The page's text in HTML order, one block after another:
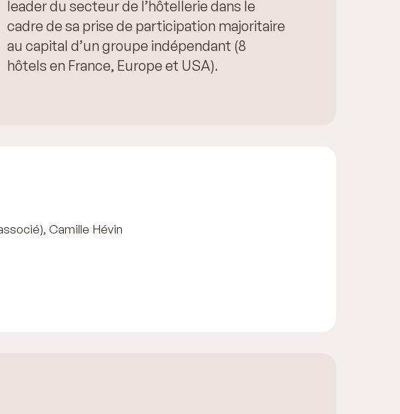
leader du secteur de l’hôtellerie dans le
cadre de sa prise de participation majoritaire
au capital d’un groupe indépendant (8
hôtels en France, Europe et USA).
Camille Hévin